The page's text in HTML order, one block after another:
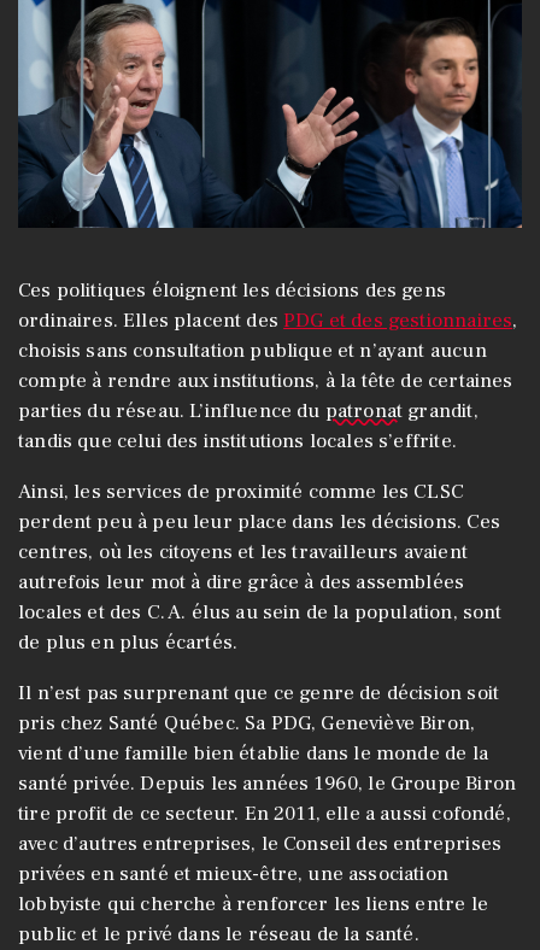
Ces politiques éloignent les décisions des gens
ordinaires. Elles placent desPDG et des gestionnaires,
choisis sans consultation publique et n’ayant aucun
compte à rendre aux institutions, à la tête de certaines
parties du réseau. L’influence du patronat grandit,
tandis que celui des institutions locales s’effrite.
Ainsi, les services de proximité comme les CLSC
perdent peu à peu leur place dans les décisions. Ces
centres, où les citoyens et les travailleurs avaient
autrefois leur mot à dire grâce à des assemblées
locales et des C. A. élus au sein de la population, sont
de plus en plus écartés.
Il n’est pas surprenant que ce genre de décision soit
pris chez Santé Québec. Sa PDG, Geneviève Biron,
vient d’une famille bien établie dans le monde de la
santé privée. Depuis les années 1960, le Groupe Biron
tire profit de ce secteur. En 2011, elle a aussi cofondé,
avec d’autres entreprises, le Conseil des entreprises
privées en santé et mieux-être, une association
lobbyiste qui cherche à renforcer les liens entre le
public et le privé dans le réseau de la santé.